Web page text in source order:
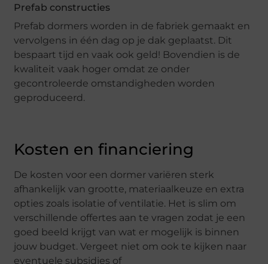
Prefab constructies
Prefab dormers worden in de fabriek gemaakt en
vervolgens in één dag op je dak geplaatst. Dit
bespaart tijd en vaak ook geld! Bovendien is de
kwaliteit vaak hoger omdat ze onder
gecontroleerde omstandigheden worden
geproduceerd.
Kosten en financiering
De kosten voor een dormer variëren sterk
afhankelijk van grootte, materiaalkeuze en extra
opties zoals isolatie of ventilatie. Het is slim om
verschillende offertes aan te vragen zodat je een
goed beeld krijgt van wat er mogelijk is binnen
jouw budget. Vergeet niet om ook te kijken naar
eventuele subsidies of